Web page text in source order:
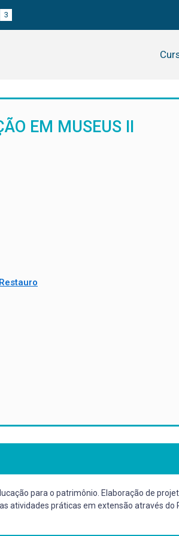
3
EM MUSEUS II
para o patrimônio. Elaboração de
atividades práticas em extensão através